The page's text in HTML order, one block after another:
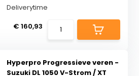
Deliverytime
€ 160,93
Hyperpro Progressieve veren -
Suzuki DL 1050 V-Strom / XT